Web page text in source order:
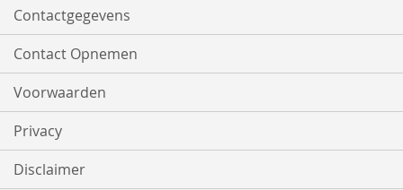
Contactgegevens
Contact Opnemen
Voorwaarden
Privacy
Disclaimer